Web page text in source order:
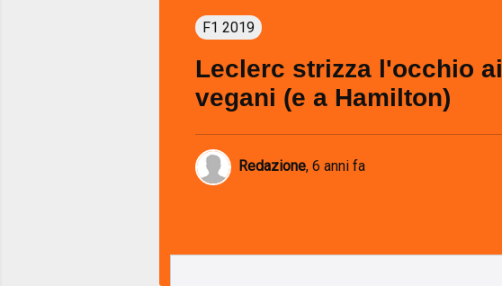
F1 2019
Leclerc strizza l'occhio ai
vegani (e a Hamilton)
Redazione, 6 anni fa